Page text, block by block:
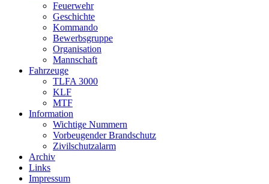
Geschichte
die letzten 125 Jahre
Feuerwehr
Geschichte
Kommando
Bewerbsgruppe
Organisation
Mannschaft
Fahrzeuge
TLFA 3000
KLF
MTF
Information
Wichtige Nummern
Vorbeugender Brandschutz
Zivilschutzalarm
Archiv
Links
Impressum